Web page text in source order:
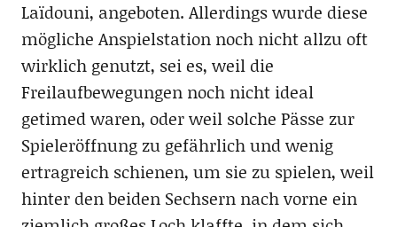
Laïdouni, angeboten. Allerdings wurde diese
mögliche Anspielstation noch nicht allzu oft
wirklich genutzt, sei es, weil die
Freilaufbewegungen noch nicht ideal
getimed waren, oder weil solche Pässe zur
Spieleröffnung zu gefährlich und wenig
ertragreich schienen, um sie zu spielen, weil
hinter den beiden Sechsern nach vorne ein